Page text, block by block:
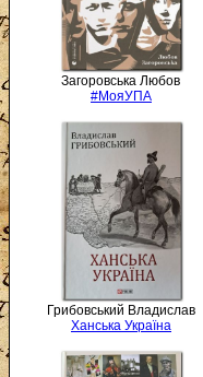
Загоровська Любов
#МояУПА
Грибовський Владислав
Ханська Україна